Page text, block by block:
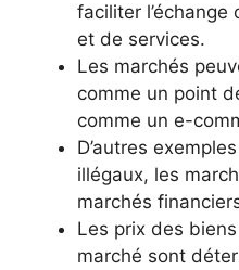
faciliter
et de services.
Les marchés
comme un point
comme un e-
D’autres
illégaux, les
marchés
Les prix des
marché sont